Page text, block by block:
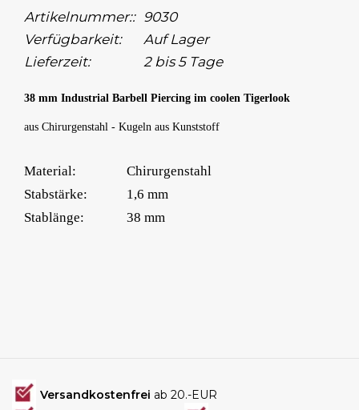
Artikelnummer:: 9030
Verfügbarkeit:
Auf Lager
Lieferzeit:
2 bis 5 Tage
38 mm Industrial Barbell Piercing im coolen Tigerlook
aus Chirurgenstahl - Kugeln aus Kunststoff
Material:
Chirurgenstahl
Stabstärke:
1,6 mm
Stablänge:
38 mm
Versandkostenfrei ab 20.-EUR